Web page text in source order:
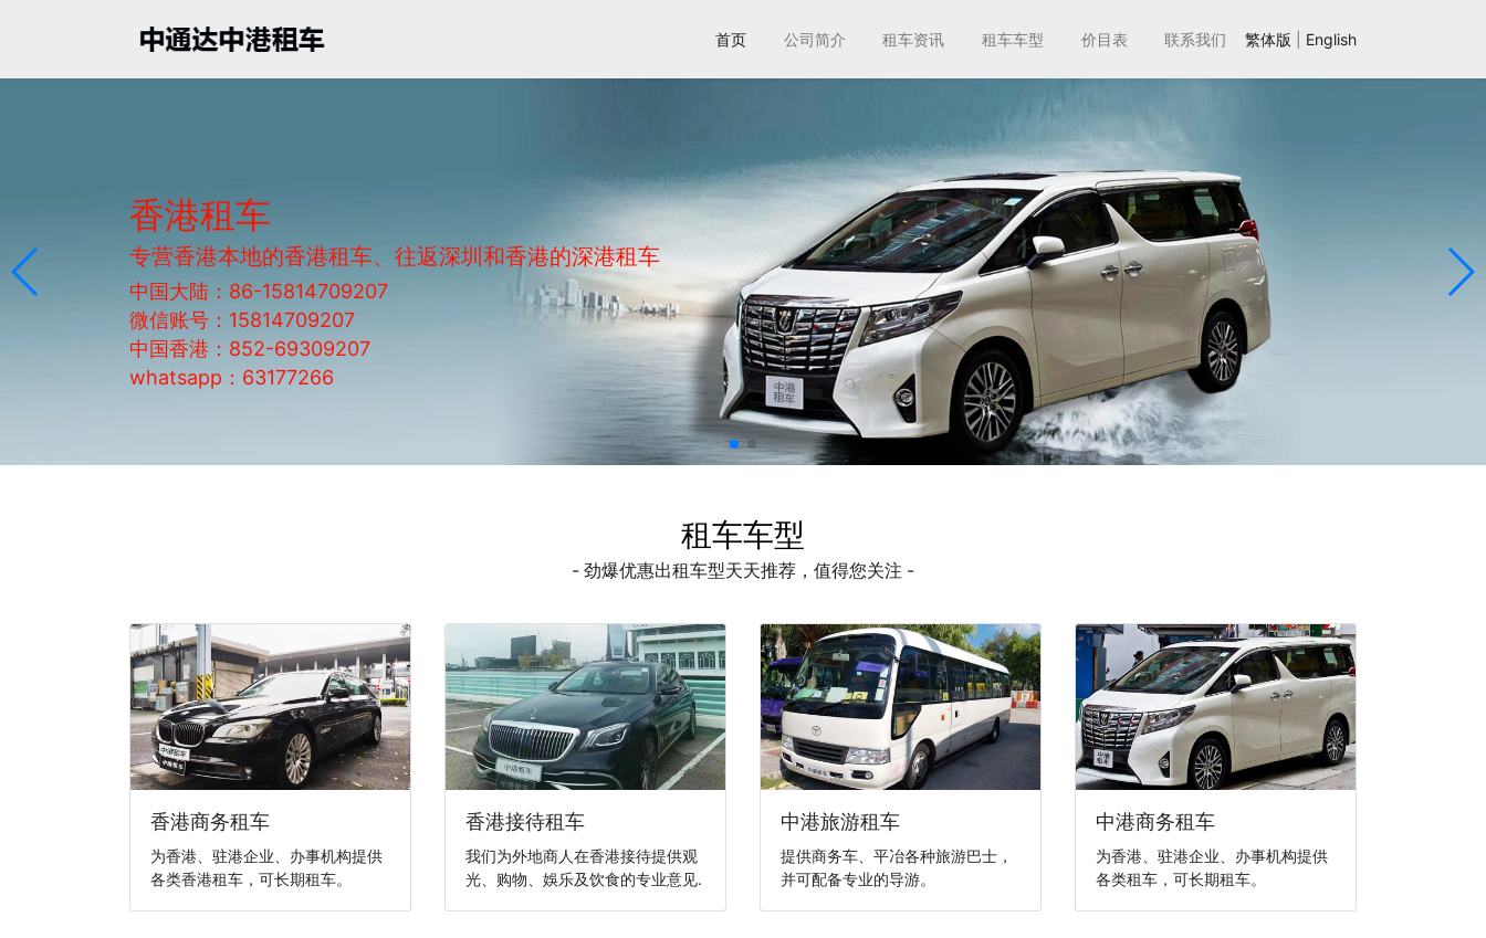
首页 公司简介 租车资讯 租车车型 价目表 联系我们 繁体版 English
香港租车
专营香港本地的香港租车、往返深圳和香港的深港租车
中国大陆：86-15814709207
微信账号：15814709207
中国香港：852-69309207
whatsapp：63177266
租车车型
- 劲爆优惠出租车型天天推荐，值得您关注 -
香港商务租车
为香港、驻港企业、办事机构提供
各类香港租车，可长期租车。
香港接待租车
我们为外地商人在香港接待提供观
光、购物、娛乐及饮食的专业意见.
中港旅游租车
提供商务车、平冶各种旅游巴士，
并可配备专业的导游。
中港商务租车
为香港、驻港企业、办事机构提供
各类租车，可长期租车。